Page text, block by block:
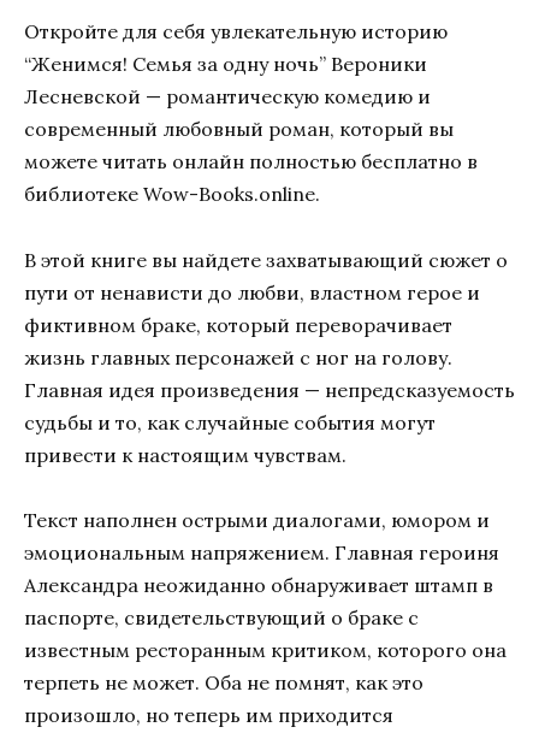
Откройте для себя увлекательную историю
“Женимся! Семья за одну ночь” Вероники
Лесневской — романтическую комедию и
современный любовный роман, который вы
можете читать онлайн полностью бесплатно в
библиотеке Wow-Books.online.
В этой книге вы найдете захватывающий сюжет о
пути от ненависти до любви, властном герое и
фиктивном браке, который переворачивает
жизнь главных персонажей с ног на голову.
Главная идея произведения — непредсказуемость
судьбы и то, как случайные события могут
привести к настоящим чувствам.
Текст наполнен острыми диалогами, юмором и
эмоциональным напряжением. Главная героиня
Александра неожиданно обнаруживает штамп в
паспорте, свидетельствующий о браке с
известным ресторанным критиком, которого она
терпеть не может. Оба не помнят, как это
произошло, но теперь им приходится